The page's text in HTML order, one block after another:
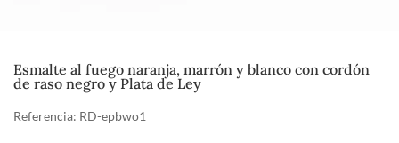
Esmalte al fuego naranja, marrón y blanco con cordón
de raso negro y Plata de Ley
Referencia: RD-epbwo1